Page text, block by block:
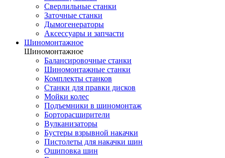
Сверлильные станки
Заточные станки
Дымогенераторы
Аксессуары и запчасти
Шиномонтажное
Шиномонтажное
Балансировочные станки
Шиномонтажные станки
Комплекты станков
Станки для правки дисков
Мойки колес
Подъемники в шиномонтаж
Борторасширители
Вулканизаторы
Бустеры взрывной накачки
Пистолеты для накачки шин
Ошиповка шин